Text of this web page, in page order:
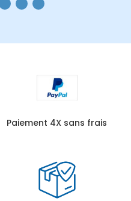
Paiement 4X sans frais